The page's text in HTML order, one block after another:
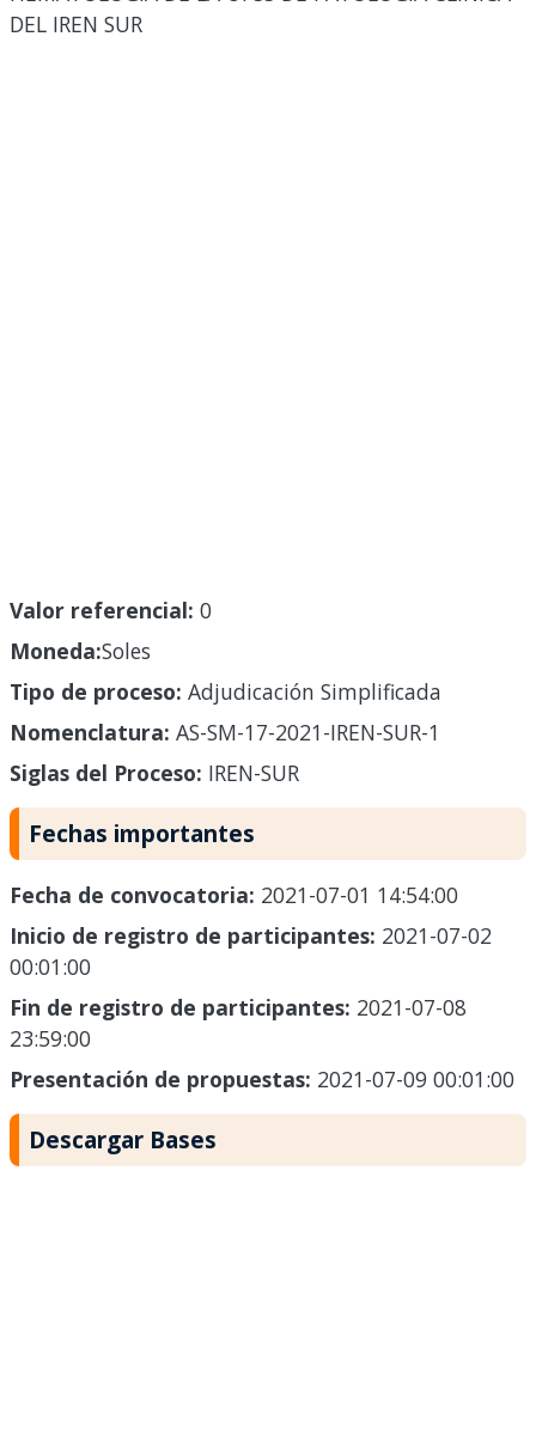
DEL IREN SUR
Valor referencial: 0
Moneda:Soles
Tipo de proceso: Adjudicación Simplificada
Nomenclatura: AS-SM-17-2021-IREN-SUR-1
Siglas del Proceso: IREN-SUR
Fechas importantes
Fecha de convocatoria: 2021-07-01 14:54:00
Inicio de registro de participantes: 2021-07-02
00:01:00
Fin de registro de participantes: 2021-07-08
23:59:00
Presentación de propuestas: 2021-07-09 00:01:00
Descargar Bases